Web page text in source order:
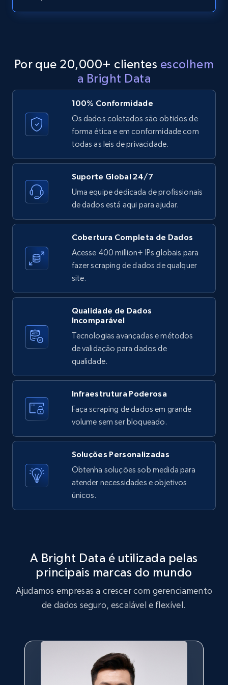
URL
11.3K+ 1.5K+ Comece grátis
LinkedIn posts - Discover new posts
company URL
URL, ID, User id, Use url, Title, Headline, Post
text, Date posted, and more.
11.3K+
X (formerly Twitter) - Posts
ID, User posted, Name, Description, Date
posted, Photos, URL, Quoted post, and more.
X (formerly Twitter) - Posts - Collecting
Twitter posts URLs
ID, User posted, Name, Description, Date
posted, Photos, URL, Quoted post, and more.
10.4K+ 1.2K+ Comece grátis
X (formerly Twitter) - Posts - Getting x
posts by array of profiles
ID, User posted, Name, Description, Date
posted, Photos, URL, Quoted post, and more.
TikTok - Profiles
Account id, Nickname, Biography, Awg
engagement rate, Comment engagement rate,
Like engagement rate, Bio link, Predicted lang,
Por que 20,000+ clientes escolhem
a Bright Data
100% Conformidade
Os dados coletados são obtidos de
forma ética e em conformidade com
todas as leis de privacidade.
Suporte Global 24/7
Uma equipe dedicada de profissionais
de dados está aqui para ajudar.
Cobertura Completa de Dados
Acesse 400 million+ IPs globais para
fazer scraping de dados de qualquer
site.
Qualidade de Dados
Incomparável
Tecnologias avançadas e métodos
de validação para dados de
qualidade.
Infraestrutura Poderosa
Faça scraping de dados em grande
volume sem ser bloqueado.
Soluções Personalizadas
Obtenha soluções sob medida para
atender necessidades e objetivos
únicos.
A Bright Data é utilizada pelas
principais marcas do mundo
Ajudamos empresas a crescer com gerenciamento
de dados seguro, escalável e flexível.